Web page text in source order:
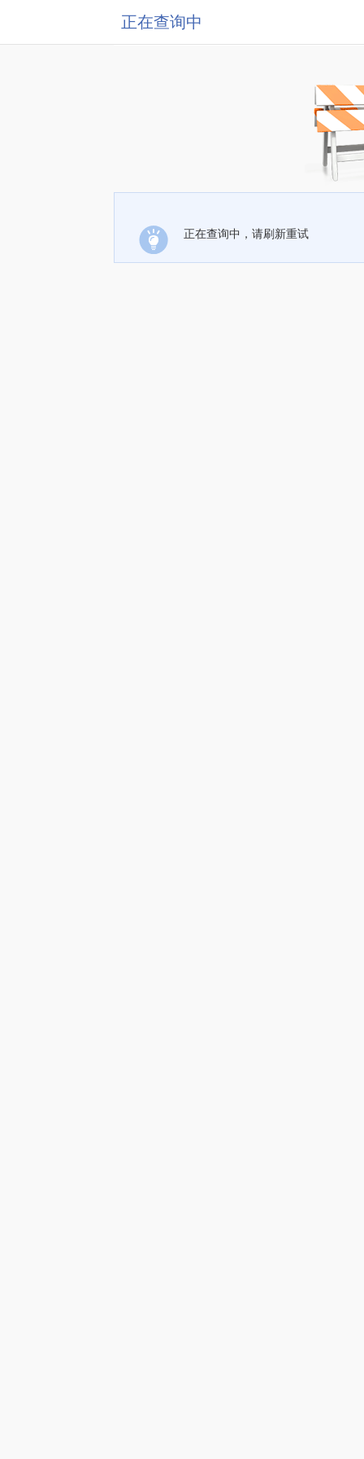
正在查询中
正在查询中，请刷新重试